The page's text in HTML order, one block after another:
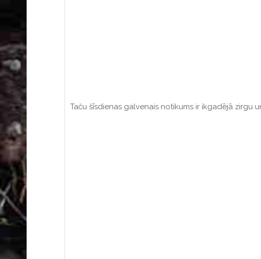
Taču šīsdienas galvenais notikums ir ikgadējā zirgu